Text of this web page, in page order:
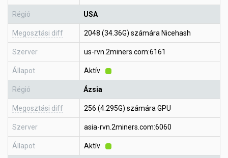
Régió USA
Megosztási diff 2048 (34.36G) számára Nicehash
Szerver us-rvn.2miners.com:6161
Állapot Aktív
Régió Ázsia
Megosztási diff 256 (4.295G) számára GPU
Szerver asia-rvn.2miners.com:6060
Állapot Aktív